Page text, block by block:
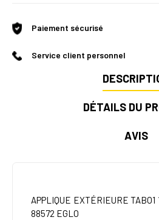
Paiement sécurisé
Service client personnel
DÉTAILS DU
AVIS
APPLIQUE EXTÉRIEURE
88572 EGLO